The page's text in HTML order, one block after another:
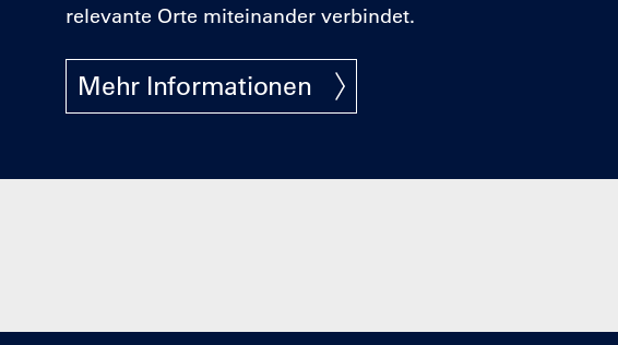
relevante Orte miteinander verbindet.
Mehr Informationen